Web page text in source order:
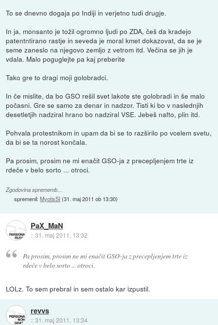
To se dnevno dogaja po Indiji in verjetno tudi drugje.
In ja, monsanto je tožil ogromno ljudi po ZDA, češ da kradejo
patentntirano rastje in seveda je moral kmet dokazovat, da se je
seme zaneslo na njegovo zemljo z vetrom itd. Večina se jih je
vdala. Malo poguglejte pa kaj preberite
Tako gre to dragi moji golobradci.
In če mislite, da bo GSO rešil svet lakote ste golobradi in še malo
počasni. Gre se samo za denar in nadzor. Tisti ki bo v naslednjih
desetletjih nadziral hrano bo nadziral VSE. Jebeš nafto, plin itd.
Pohvala protestnikom in upam da bi se to razširilo po vcelem svetu,
da bi se ta norost končala.
Pa prosim, prosim ne mi enačit GSO-ja z precepljenjem trte iz
rdeče v belo sorto ... otroci.
Zgodovina sprememb…
spremenil:MyotisSI (31. maj 2011 ob 13:30)
PaX_MaN
::31. maj 2011, 13:32
Pa prosim, prosim ne mi enačit GSO-ja z precepljenjem trte iz
rdeče v belo sorto ... otroci.
LOLz. To sem prebral in sem ostalo kar izpustil.
revvs
::31. maj 2011, 13:34